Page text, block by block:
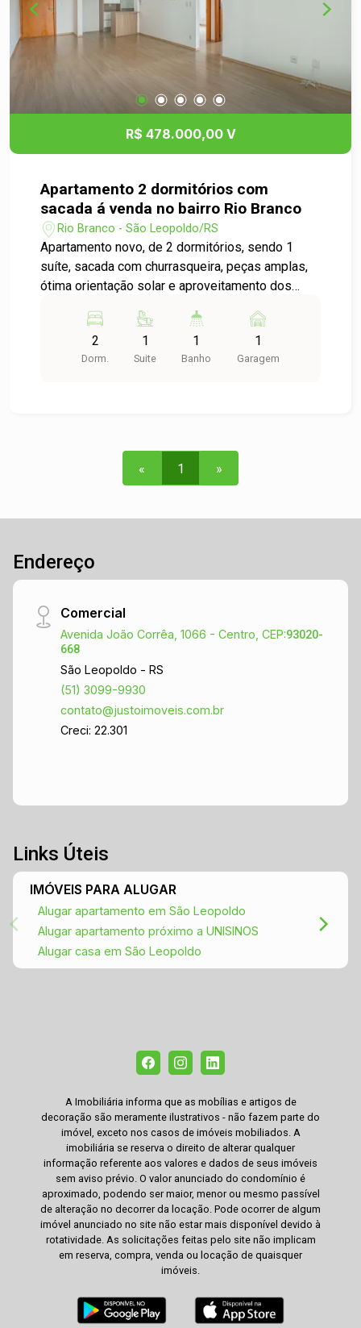
R$ 478.000,00 V
Apartamento 2 dormitórios com
sacada á venda no bairro Rio Branco
Rio Branco - São Leopoldo/RS
Apartamento novo, de 2 dormitórios, sendo 1
suíte, sacada com churrasqueira, peças amplas,
ótima orientação solar e aproveitamento dos
salão de festas, playground e jardim. Vale a pena
2
Dorm.
1
Suite
1
Banho
1
Garagem
« 1 »
Endereço
Comercial
Avenida João Corrêa, 1066 - Centro, CEP:93020-
668
São Leopoldo - RS
(51) 3099-9930
contato@justoimoveis.com.br
Creci: 22.301
Links Úteis
IMÓVEIS PARA ALUGAR
Alugar apartamento em São Leopoldo
Alugar apartamento próximo a UNISINOS
Alugar casa em São Leopoldo
A Imobiliária informa que as mobílias e artigos de
decoração são meramente ilustrativos - não fazem parte do
imóvel, exceto nos casos de imóveis mobiliados. A
imobiliária se reserva o direito de alterar qualquer
informação referente aos valores e dados de seus imóveis
sem aviso prévio. O valor anunciado do condomínio é
aproximado, podendo ser maior, menor ou mesmo passível
de alteração no decorrer da locação. Pode ocorrer de algum
imóvel anunciado no site não estar mais disponível devido à
rotatividade. As solicitações feitas pelo site não implicam
em reserva, compra, venda ou locação de quaisquer
imóveis.